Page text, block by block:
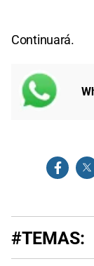
Continuará.
#TEMAS: